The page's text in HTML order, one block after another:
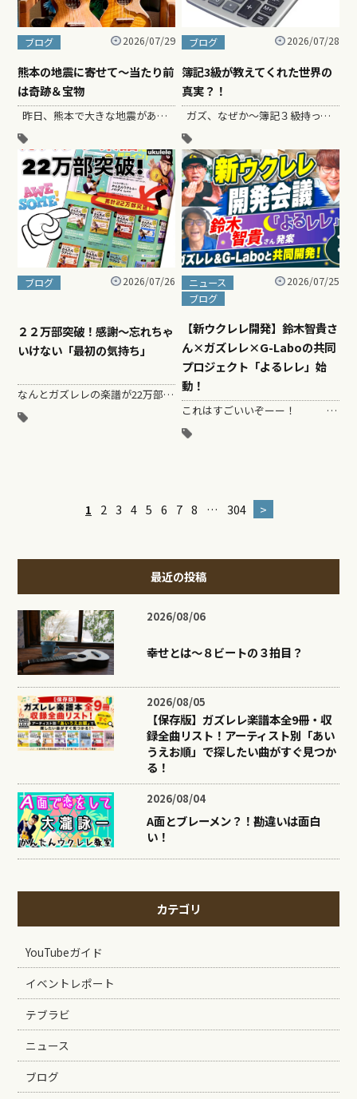
ブログ 2026/07/29
熊本の地震に寄せて〜当たり前
は奇跡＆宝物
昨日、熊本で大きな地震がありました。 ニュース見るたびに、これ以上被害が広がらず、みなさんが無事でいてくださること…
ブログ 2026/07/28
簿記3級が教えてくれた世界の
真実？！
ガズ、なぜか〜簿記３級持ってるんですよ！！かつて、趣味で！？とったの。。。 これ、やってみるとめちゃ…
ブログ 2026/07/26
２２万部突破！感謝〜忘れちゃ
いけない「最初の気持ち」
なんとガズレレの楽譜が22万部突破したらしい！！ …らしい、というのも、発売中の『ウクレレマガジン』の広告を見て、「えええーーー！！…
ニュース
ブログ
2026/07/25
【新ウクレレ開発】鈴木智貴さ
ん×ガズレレ×G-Laboの共同
プロジェクト「よるレレ」始
動！
これはすごいいぞーー！ ウクレレ奏者の鈴木智貴さん、ガズレレ、そしてG-Laboの制作チーム（ベトナムのビルダー川上＆代表のMr,上田）…
1 2 3 4 5 6 7 8 … 304 >
最近の投稿
2026/08/06
幸せとは〜８ビートの３拍目？
2026/08/05
【保存版】ガズレレ楽譜本全9冊・収
録全曲リスト！アーティスト別「あい
うえお順」で探したい曲がすぐ見つか
る！
2026/08/04
A面とブレーメン？！勘違いは面白
い！
カテゴリ
YouTubeガイド
イベントレポート
テブラビ
ニュース
ブログ